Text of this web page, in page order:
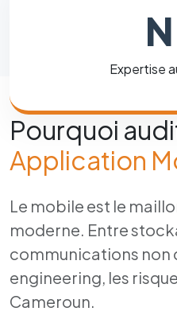
Expertise
Pourquoi
Application
Le mobile est le
moderne. Entre
communications non
engineering, les
Cameroun.